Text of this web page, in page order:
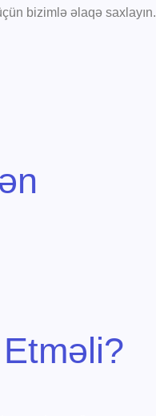
bizimlə əlaqə saxlayın.